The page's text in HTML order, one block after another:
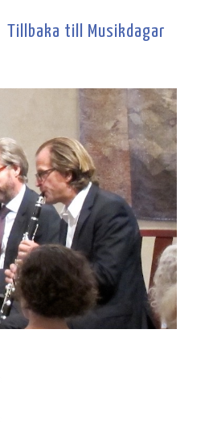
Tillbaka till Musikdagar